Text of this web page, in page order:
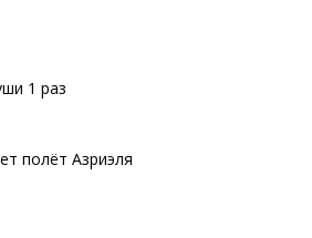
1 раз
полёт Азриэля